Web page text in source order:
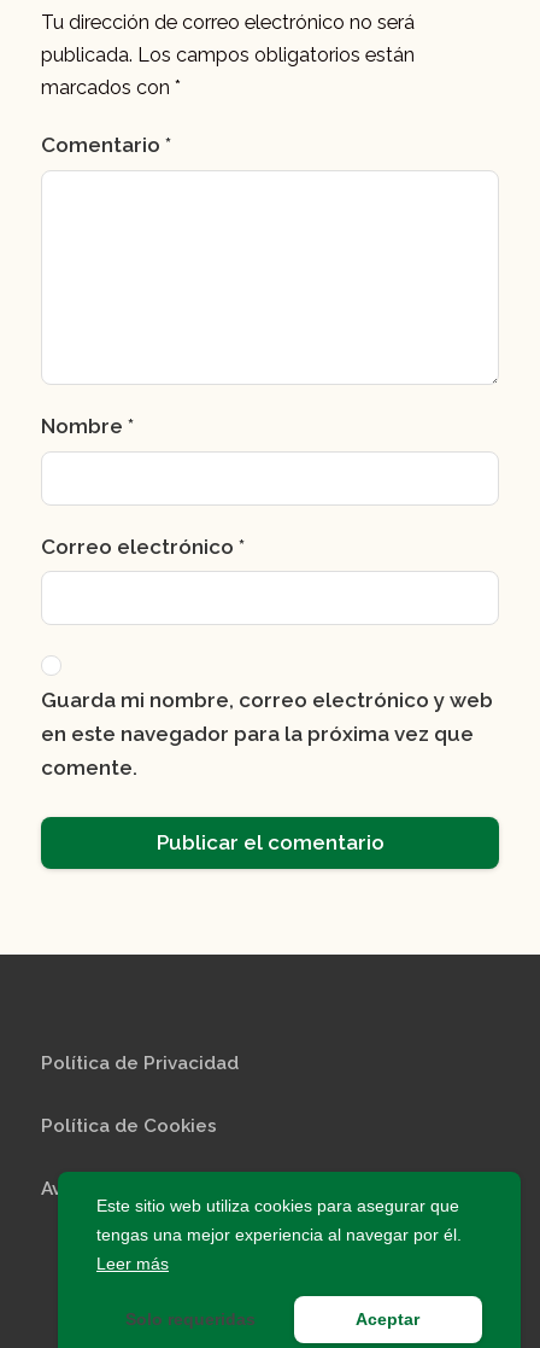
Tu dirección de correo electrónico no será
publicada. Los campos obligatorios están
marcados con *
Comentario *
Nombre *
Correo electrónico *
Guarda mi nombre, correo electrónico y web
en este navegador para la próxima vez que
comente.
Política de Privacidad
Política de Cookies
Aviso Legal
© 2026 InfoEscuelas · Todos los derechos
Este sitio web utiliza cookies para asegurar que
tengas una mejor experiencia al navegar por él.
Leer más
Solo requeridas Aceptar